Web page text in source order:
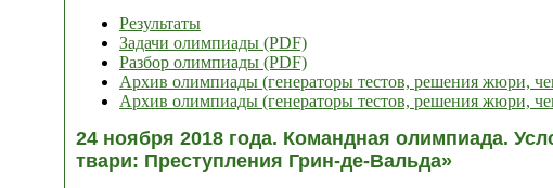
Результаты
Задачи олимпиады (PDF)
Разбор олимпиады (PDF)
Архив олимпиады (генераторы тестов, решения жюри,
Архив олимпиады (генераторы тестов, решения жюри,
24 ноября 2018 года. Командная олимпиада.
твари: Преступления Грин-де-Вальда»